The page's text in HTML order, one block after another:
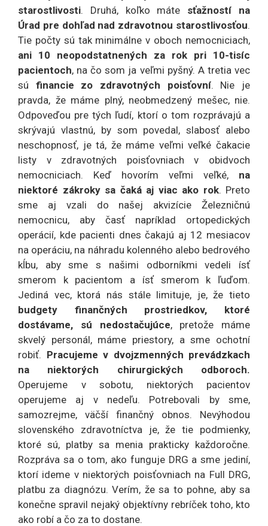
starostlivosti. Druhá, koľko máte sťažností na
Úrad pre dohľad nad zdravotnou starostlivosťou.
Tie počty sú tak minimálne v oboch nemocniciach,
ani 10 neopodstatnených za rok pri 10-tisíc
pacientoch, na čo som ja veľmi pyšný. A tretia vec
sú financie zo zdravotných poisťovní. Nie je
pravda, že máme plný, neobmedzený mešec, nie.
Odpoveďou pre tých ľudí, ktorí o tom rozprávajú a
skrývajú vlastnú, by som povedal, slabosť alebo
neschopnosť, je tá, že máme veľmi veľké čakacie
listy v zdravotných poisťovniach v obidvoch
nemocniciach. Keď hovorím veľmi veľké, na
niektoré zákroky sa čaká aj viac ako rok. Preto
sme aj vzali do našej akvizície Železničnú
nemocnicu, aby časť napríklad ortopedických
operácií, kde pacienti dnes čakajú aj 12 mesiacov
na operáciu, na náhradu kolenného alebo bedrového
kĺbu, aby sme s našimi odborníkmi vedeli ísť
smerom k pacientom a ísť smerom k ľuďom.
Jediná vec, ktorá nás stále limituje, je, že tieto
budgety finančných prostriedkov, ktoré
dostávame, sú nedostačujúce, pretože máme
skvelý personál, máme priestory, a sme ochotní
robiť. Pracujeme v dvojzmenných prevádzkach
na niektorých chirurgických odboroch.
Operujeme v sobotu, niektorých pacientov
operujeme aj v nedeľu. Potrebovali by sme,
samozrejme, väčší finančný obnos. Nevýhodou
slovenského zdravotníctva je, že tie podmienky,
ktoré sú, platby sa menia prakticky každoročne.
Rozpráva sa o tom, ako funguje DRG a sme jediní,
ktorí ideme v niektorých poisťovniach na Full DRG,
platbu za diagnózu. Verím, že sa to pohne, aby sa
konečne spravil nejaký objektívny rebríček toho, kto
ako robí a čo za to dostane.